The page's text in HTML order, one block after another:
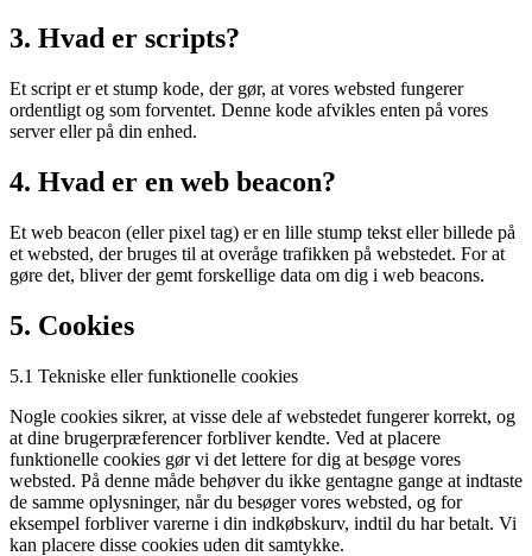
3. Hvad er scripts?
Et script er et stump kode, der gør, at vores websted fungerer
ordentligt og som forventet. Denne kode afvikles enten på vores
server eller på din enhed.
4. Hvad er en web beacon?
Et web beacon (eller pixel tag) er en lille stump tekst eller billede på
et websted, der bruges til at overåge trafikken på webstedet. For at
gøre det, bliver der gemt forskellige data om dig i web beacons.
5. Cookies
5.1 Tekniske eller funktionelle cookies
Nogle cookies sikrer, at visse dele af webstedet fungerer korrekt, og
at dine brugerpræferencer forbliver kendte. Ved at placere
funktionelle cookies gør vi det lettere for dig at besøge vores
websted. På denne måde behøver du ikke gentagne gange at indtaste
de samme oplysninger, når du besøger vores websted, og for
eksempel forbliver varerne i din indkøbskurv, indtil du har betalt. Vi
kan placere disse cookies uden dit samtykke.